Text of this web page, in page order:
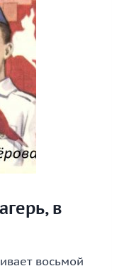
в
восьмой